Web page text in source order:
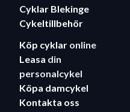
Cyklar Blekinge
Cykeltillbehör
Köp cyklar online
Leasa din
personalcykel
Köpa damcykel
Kontakta oss